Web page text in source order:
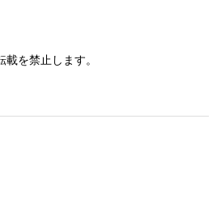
を禁止します。